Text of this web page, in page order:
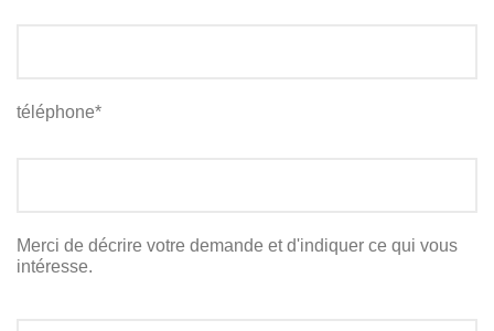
téléphone*
Merci de décrire votre demande et d'indiquer ce qui vous
intéresse.